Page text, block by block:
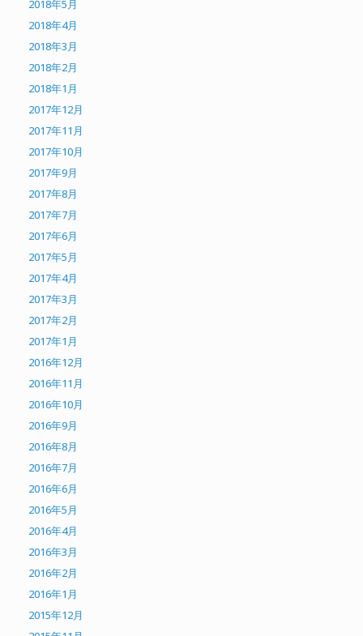
2018年5月
2018年4月
2018年3月
2018年2月
2018年1月
2017年12月
2017年11月
2017年10月
2017年9月
2017年8月
2017年7月
2017年6月
2017年5月
2017年4月
2017年3月
2017年2月
2017年1月
2016年12月
2016年11月
2016年10月
2016年9月
2016年8月
2016年7月
2016年6月
2016年5月
2016年4月
2016年3月
2016年2月
2016年1月
2015年12月